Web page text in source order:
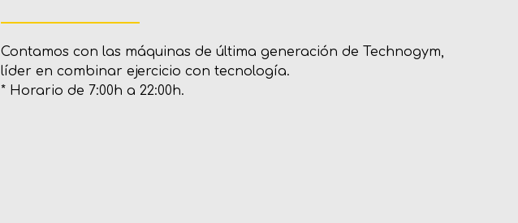
Contamos con las máquinas de última generación de Technogym,
líder en combinar ejercicio con tecnología.
* Horario de 7:00h a 22:00h.